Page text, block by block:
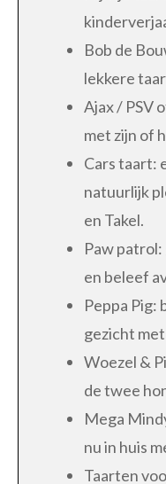
Bob de
lekkere
Ajax / PSV
met zijn of
Cars taart:
natuurlijk
en Takel.
Paw patrol:
en beleef
Peppa Pig:
gezicht
Woezel &
de twee
Mega
nu in huis
Taarten